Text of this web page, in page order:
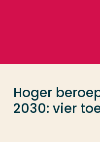
Hoger
2030: vier
Opleiding
Contact